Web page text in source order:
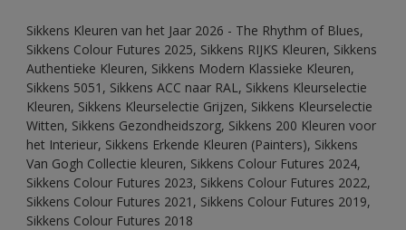
Sikkens Kleuren van het Jaar 2026 - The Rhythm of Blues,
Sikkens Colour Futures 2025, Sikkens RIJKS Kleuren, Sikkens
Authentieke Kleuren, Sikkens Modern Klassieke Kleuren,
Sikkens 5051, Sikkens ACC naar RAL, Sikkens Kleurselectie
Kleuren, Sikkens Kleurselectie Grijzen, Sikkens Kleurselectie
Witten, Sikkens Gezondheidszorg, Sikkens 200 Kleuren voor
het Interieur, Sikkens Erkende Kleuren (Painters), Sikkens
Van Gogh Collectie kleuren, Sikkens Colour Futures 2024,
Sikkens Colour Futures 2023, Sikkens Colour Futures 2022,
Sikkens Colour Futures 2021, Sikkens Colour Futures 2019,
Sikkens Colour Futures 2018